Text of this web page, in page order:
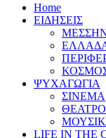
Home
ΕΙΔΗΣΕΙΣ
ΨΥΧΑΓΩΓΙΑ
ΣΙΝΕΜΑ
ΘΕΑΤΡΟ
LIFE IN THE